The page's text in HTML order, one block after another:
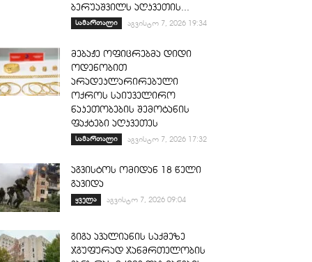
ბერუაშვილს აღკვეთის...
სამართალი აგვისტო 7, 2026 19:34
მებაჟე ოფიცრებმა დიდი
ოდენობით
არადეკლარირებული
ოქროს საიუველირო
ნაკეთობების შემოტანის
ფაქტები აღკვეთეს
სამართალი აგვისტო 7, 2026 17:32
აგვისტოს ომიდან 18 წელი
გავიდა
ყველა აგვისტო 7, 2026 09:04
გიგა ავალიანის საქმეზე
ჯგუფურად ჯანმრთელობის